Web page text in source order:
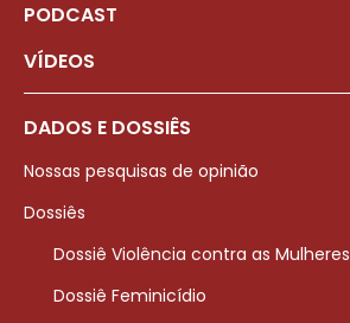
PODCAST
VÍDEOS
DADOS E DOSSIÊS
Nossas pesquisas de opinião
Dossiês
Dossiê Violência contra as Mulheres
Dossiê Feminicídio